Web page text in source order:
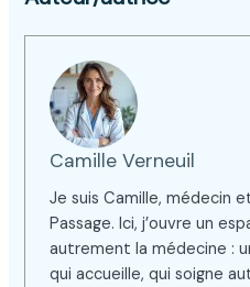
Camille Verneuil
Je suis Camille, médecin
Passage. Ici, j’ouvre un
autrement la médecine :
qui accueille, qui soigne